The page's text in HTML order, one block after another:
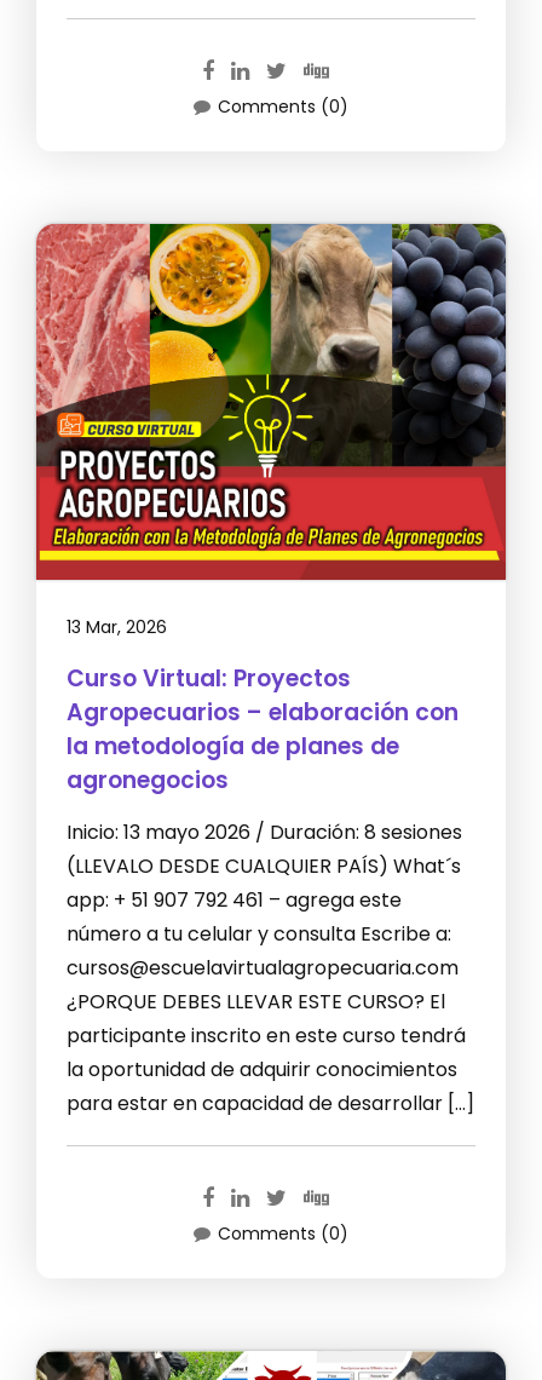
Comments (0)
13 Mar, 2026
Curso Virtual: Proyectos
Agropecuarios – elaboración con
la metodología de planes de
agronegocios
Inicio: 13 mayo 2026 / Duración: 8 sesiones
(LLEVALO DESDE CUALQUIER PAÍS) What´s
app: + 51 907 792 461 – agrega este
número a tu celular y consulta Escribe a:
cursos@escuelavirtualagropecuaria.com
¿PORQUE DEBES LLEVAR ESTE CURSO? El
participante inscrito en este curso tendrá
la oportunidad de adquirir conocimientos
para estar en capacidad de desarrollar […]
Comments (0)